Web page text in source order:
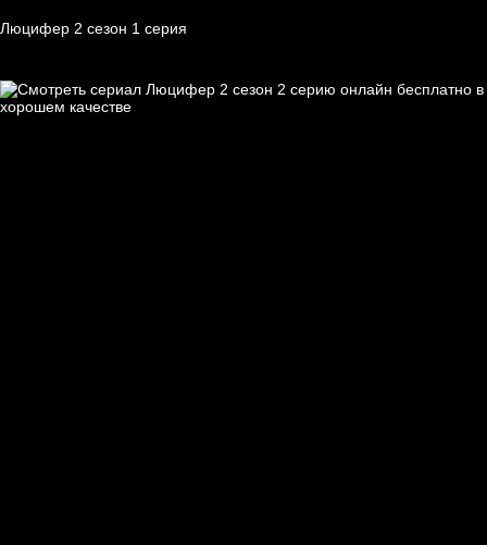
Люцифер 2 cезон 1 cерия